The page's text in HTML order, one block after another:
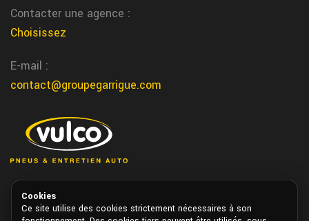
Contacter une agence :
Choisissez
E-mail :
contact@groupegarrigue.com
Cookies
Ce site utilise des cookies strictement nécessaires à son